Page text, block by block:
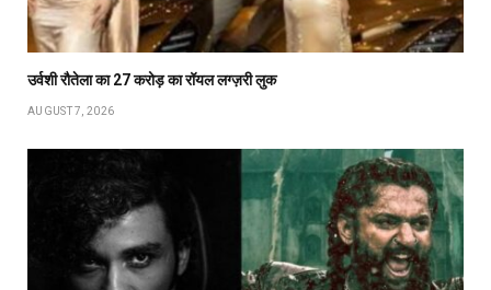
उर्वशी रौतेला का ₹27 करोड़ का रॉयल लग्ज़री लुक
AUGUST 7, 2026